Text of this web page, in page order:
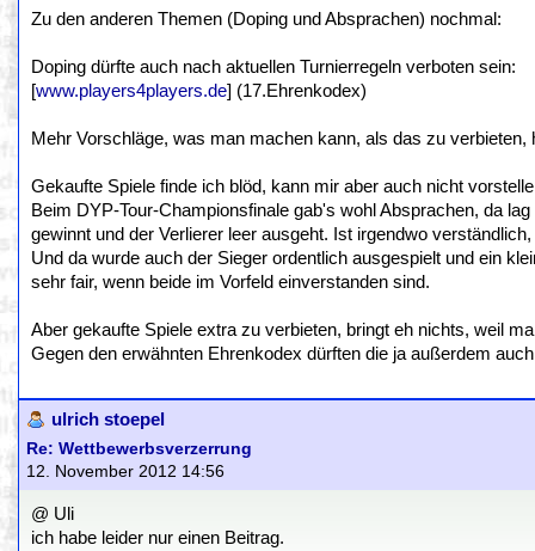
Zu den anderen Themen (Doping und Absprachen) nochmal:
Doping dürfte auch nach aktuellen Turnierregeln verboten sein:
[www.players4players.de] (17.Ehrenkodex)
Mehr Vorschläge, was man machen kann, als das zu verbieten,
Gekaufte Spiele finde ich blöd, kann mir aber auch nicht
Beim DYP-Tour-Championsfinale gab's wohl Absprachen, da
gewinnt und der Verlierer leer ausgeht. Ist irgendwo
Und da wurde auch der Sieger ordentlich ausgespielt und ein
sehr fair, wenn beide im Vorfeld einverstanden sind.
Aber gekaufte Spiele extra zu verbieten, bringt eh nichts, weil
Gegen den erwähnten Ehrenkodex dürften die ja außerdem
ulrich stoepel
Re: Wettbewerbsverzerrung
12. November 2012 14:56
@ Uli
ich habe leider nur einen Beitrag.